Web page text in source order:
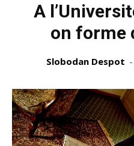
A
on forme
Slobodan Despot -